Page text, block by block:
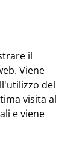
set
1
il
Viene
del
visita al
e viene